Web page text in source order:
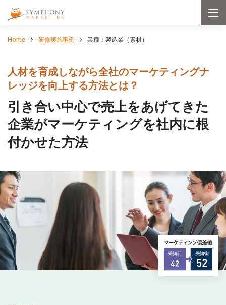
Home 研修実施事例 業種：製造業（素材）
人材を育成しながら全社のマーケティングナ
レッジを向上する方法とは？
引き合い中心で売上をあげてきた
企業がマーケティングを社内に根
付かせた方法